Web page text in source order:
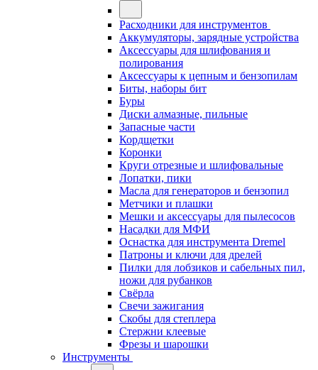
Расходники для инструментов
Аккумуляторы, зарядные устройства
Аксессуары для шлифования и
полирования
Аксессуары к цепным и бензопилам
Биты, наборы бит
Буры
Диски алмазные, пильные
Запасные части
Кордщетки
Коронки
Круги отрезные и шлифовальные
Лопатки, пики
Масла для генераторов и бензопил
Метчики и плашки
Мешки и аксессуары для пылесосов
Насадки для МФИ
Оснастка для инструмента Dremel
Патроны и ключи для дрелей
Пилки для лобзиков и сабельных пил,
ножи для рубанков
Свёрла
Свечи зажигания
Скобы для степлера
Стержни клеевые
Фрезы и шарошки
Инструменты